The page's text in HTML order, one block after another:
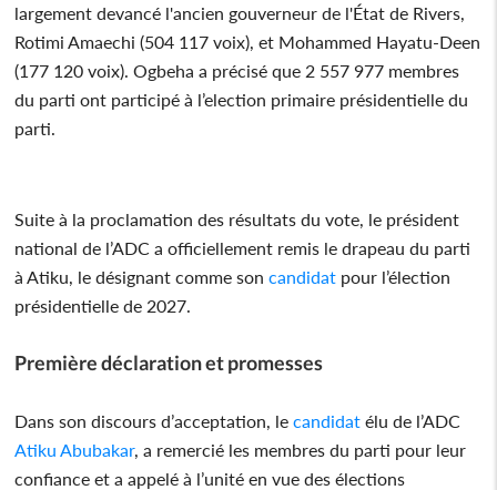
largement devancé l'ancien gouverneur de l'État de Rivers,
Rotimi Amaechi (504 117 voix), et Mohammed Hayatu-Deen
(177 120 voix). Ogbeha a précisé que 2 557 977 membres
du parti ont participé à l’election primaire présidentielle du
parti.
Suite à la proclamation des résultats du vote, le président
national de l’ADC a officiellement remis le drapeau du parti
à Atiku, le désignant comme son candidat pour l’élection
présidentielle de 2027.
Première déclaration et promesses
Dans son discours d’acceptation, le candidat élu de l’ADC
Atiku Abubakar, a remercié les membres du parti pour leur
confiance et a appelé à l’unité en vue des élections